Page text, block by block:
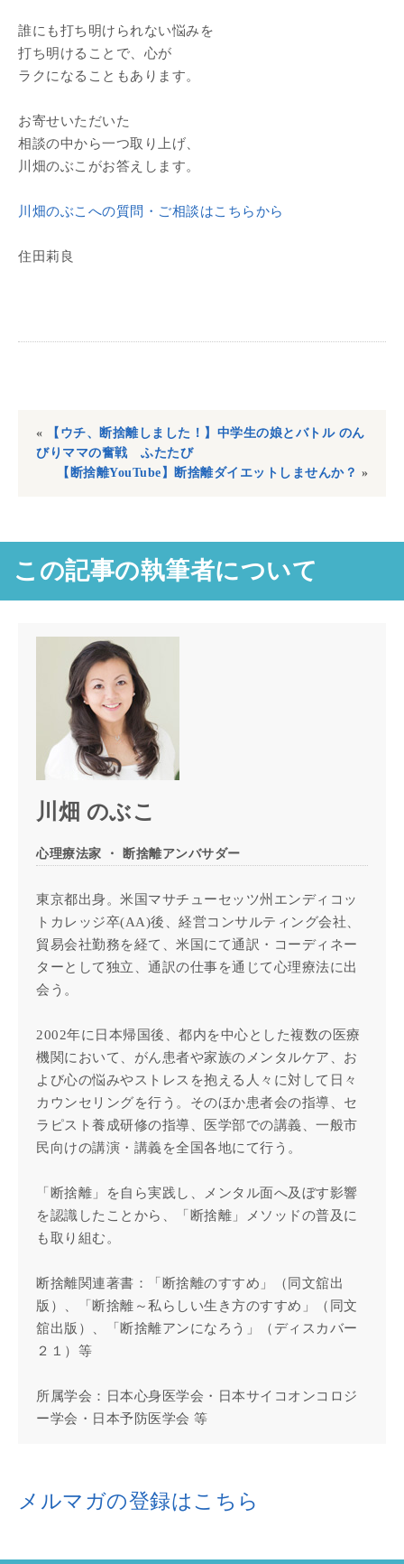
誰にも打ち明けられない悩みを
打ち明けることで、心が
ラクになることもあります。
お寄せいただいた
相談の中から一つ取り上げ、
川畑のぶこがお答えします。
川畑のぶこへの質問・ご相談はこちらから
住田莉良
«
【ウチ、断捨離しました！】中学生の娘とバトル のん
びりママの奮戦 ふたたび
【断捨離YouTube】断捨離ダイエットしませんか？ »
この記事の執筆者について
川畑 のぶこ
心理療法家 ・ 断捨離アンバサダー
東京都出身。米国マサチューセッツ州エンディコッ
トカレッジ卒(AA)後、経営コンサルティング会社、
貿易会社勤務を経て、米国にて通訳・コーディネー
ターとして独立、通訳の仕事を通じて心理療法に出
会う。
2002年に日本帰国後、都内を中心とした複数の医療
機関において、がん患者や家族のメンタルケア、お
よび心の悩みやストレスを抱える人々に対して日々
カウンセリングを行う。そのほか患者会の指導、セ
ラピスト養成研修の指導、医学部での講義、一般市
民向けの講演・講義を全国各地にて行う。
「断捨離」を自ら実践し、メンタル面へ及ぼす影響
を認識したことから、「断捨離」メソッドの普及に
も取り組む。
断捨離関連著書：「断捨離のすすめ」（同文舘出
版）、「断捨離～私らしい生き方のすすめ」（同文
舘出版）、「断捨離アンになろう」（ディスカバー
２１）等
所属学会：日本心身医学会・日本サイコオンコロジ
ー学会・日本予防医学会 等
メルマガの登録はこちら